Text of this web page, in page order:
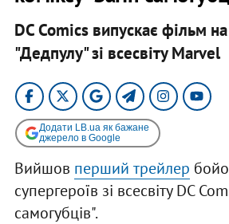
DC Comics випускає фільм
"Дедпулу" зі всесвіту Marvel
Додати LB.ua як бажане
джерело в Google
Вийшов перший трейлер
супергероїв зі всесвіту DC
самогубців".